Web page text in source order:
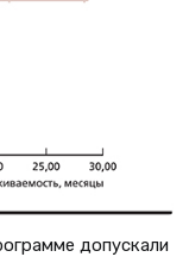
допускали